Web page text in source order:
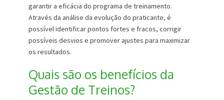
garantir a eficácia do programa de treinamento.
Através da análise da evolução do praticante, é
possível identificar pontos fortes e fracos, corrigir
possíveis desvios e promover ajustes para maximizar
os resultados.
Quais são os benefícios da
Gestão de Treinos?